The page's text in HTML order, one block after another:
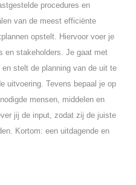
procedures en
van de meest efficiënte
opstelt. Hiervoor voer je
en stakeholders. Je gaat met
stelt de planning van de uit te
uitvoering. Tevens bepaal je op
mensen, middelen en
jij de input, zodat zij de juiste
Kortom: een uitdagende en